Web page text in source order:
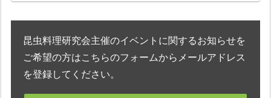
昆虫料理研究会主催のイベントに関するお知らせを
ご希望の方はこちらのフォームからメールアドレス
を登録してください。